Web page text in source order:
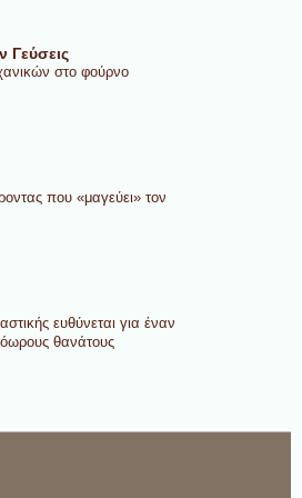
Γεύσεις
στο φούρνο
που «μαγεύει» τον
ευθύνεται για έναν
θανάτους